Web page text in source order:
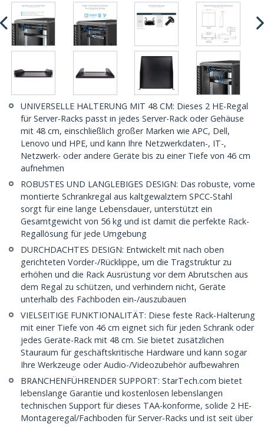
UNIVERSELLE HALTERUNG MIT 48 CM: Dieses 2 HE-Regal
für Server-Racks passt in jedes Server-Rack oder Gehäuse
mit 48 cm, einschließlich großer Marken wie APC, Dell,
Lenovo und HPE, und kann Ihre Netzwerkdaten-, IT-,
Netzwerk- oder andere Geräte bis zu einer Tiefe von 46 cm
aufnehmen
ROBUSTES UND LANGLEBIGES DESIGN: Das robuste, vorne
montierte Schrankregal aus kaltgewalztem SPCC-Stahl
sorgt für eine lange Lebensdauer, unterstützt ein
Gesamtgewicht von 56 kg und ist damit die perfekte Rack-
Regallösung für jede Umgebung
DURCHDACHTES DESIGN: Entwickelt mit nach oben
gerichteten Vorder-/Rücklippe, um die Tragstruktur zu
erhöhen und die Rack Ausrüstung vor dem Abrutschen aus
dem Regal zu schützen, und verhindern nicht, Geräte
unterhalb des Fachboden ein-/auszubauen
VIELSEITIGE FUNKTIONALITÄT: Diese feste Rack-Halterung
mit einer Tiefe von 46 cm eignet sich für jeden Schrank oder
jedes Geräte-Rack mit 48 cm. Sie bietet zusätzlichen
Stauraum für geschäftskritische Hardware und kann sogar
Ihre Werkzeuge oder Audio-/Videozubehör aufbewahren
BRANCHENFÜHRENDER SUPPORT: StarTech.com bietet
lebenslange Garantie und kostenlosen lebenslangen
technischen Support für dieses TAA-konforme, solide 2 HE-
Montageregal/Fachboden für Server-Racks und ist seit über